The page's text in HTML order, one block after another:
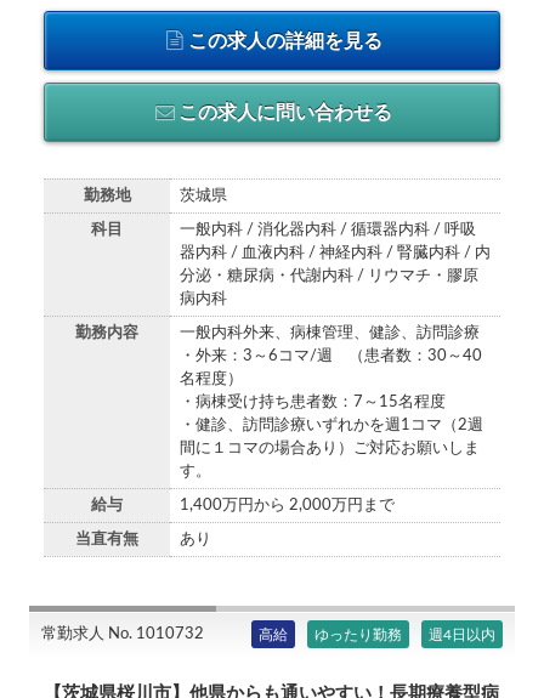
この求人の詳細を見る
この求人に問い合わせる
勤務地 茨城県
科目
一般内科 / 消化器内科 / 循環器内科 / 呼吸
器内科 / 血液内科 / 神経内科 / 腎臓内科 / 内
分泌・糖尿病・代謝内科 / リウマチ・膠原
病内科
勤務内容
一般内科外来、病棟管理、健診、訪問診療
・外来：3～6コマ/週 （患者数：30～40
名程度）
・病棟受け持ち患者数：7～15名程度
・健診、訪問診療いずれかを週1コマ（2週
間に１コマの場合あり）ご対応お願いしま
す。
給与 1,400万円から 2,000万円まで
当直有無 あり
常勤求人 No. 1010732 高給 ゆったり勤務 週4日以内
【茨城県桜川市】他県からも通いやすい！長期療養型病